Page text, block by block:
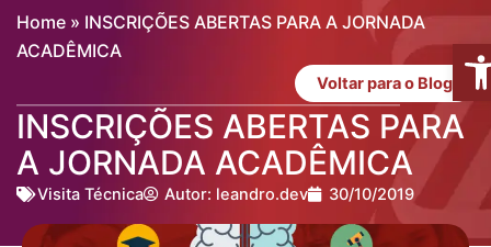
Home » INSCRIÇÕES ABERTAS PARA A JORNADA
ACADÊMICA
Voltar para o Blog
INSCRIÇÕES ABERTAS PARA
A JORNADA ACADÊMICA
Visita Técnica Autor: leandro.dev 30/10/2019